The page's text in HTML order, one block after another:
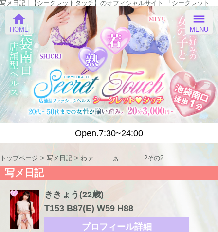
写メ日記 | 【シークレットタッチ】のオフィシャルサイト 「シークレットタッチ」
Open.7:30~24:00
home
HOME
menu
MENU
トップページ 写メ日記 わァ………ぁ…………?その2
写メ日記
ききょう(22歳)
T153 B87(E) W59 H88
プロフィール詳細